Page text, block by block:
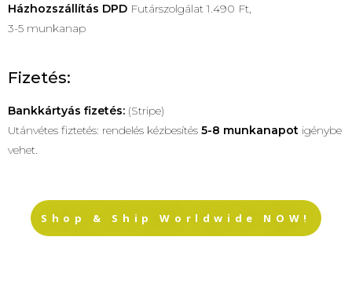
Házhozszállítás DPD Futárszolgálat 1.490 Ft,
3-5 munkanap
Fizetés:
Bankkártyás fizetés: (Stripe)
Utánvétes fiztetés: rendelés kézbesítés 5-8 munkanapot igénybe
vehet.
Shop & Ship Worldwide NOW!